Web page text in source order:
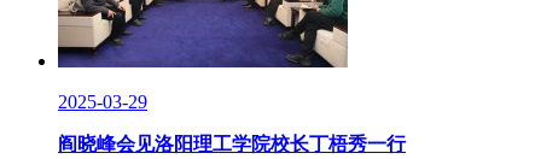
2025-03-29
阎晓峰会见洛阳理工学院校长丁梧秀一行